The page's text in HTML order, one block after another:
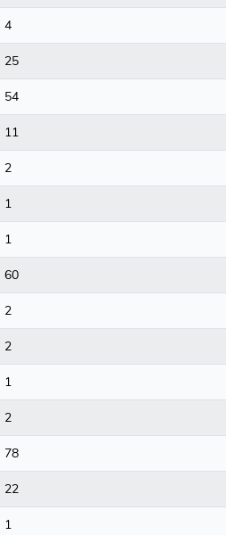
4
25
54
11
2
1
1
60
2
2
1
2
78
22
1